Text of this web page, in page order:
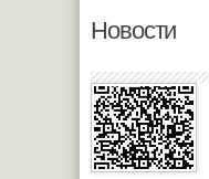
Новости